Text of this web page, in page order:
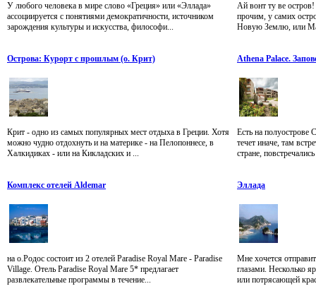
У любого человека в мире слово «Греция» или «Эллада»
ассоциируется с понятиями демократичности, источником
зарождения культуры и искусства, философи...
Ай вонт ту ве
прочим, у самих
Новую Землю, или
Острова: Курорт с прошлым (о. Крит)
Крит - одно из самых популярных мест отдыха в Греции. Хотя
можно чудно отдохнуть и на материке - на Пелопоннесе, в
Халкидиках - или на Кикладских и ...
Athena Palace.
Есть на полуострове
течет иначе, там
стране,
Комплекс отелей Aldemar
на о.Родос состоит из 2 отелей Paradise Royal Mare - Paradise
Village. Отель Paradise Royal Mare 5* предлагает
развлекательные программы в течение...
Эллада
Мне хочется
глазами. Несколько
или потрясающей